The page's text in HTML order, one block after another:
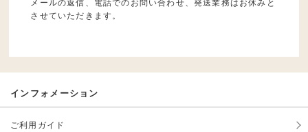
メールの返信、電話でのお問い合わせ、発送業務はお休みと
させていただきます。
インフォメーション
ご利用ガイド